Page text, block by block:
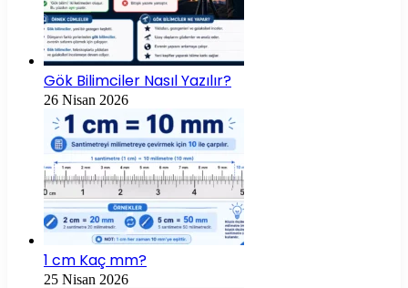
Gök Bilimciler Nasıl Yazılır?
26 Nisan 2026
1 cm Kaç mm?
25 Nisan 2026